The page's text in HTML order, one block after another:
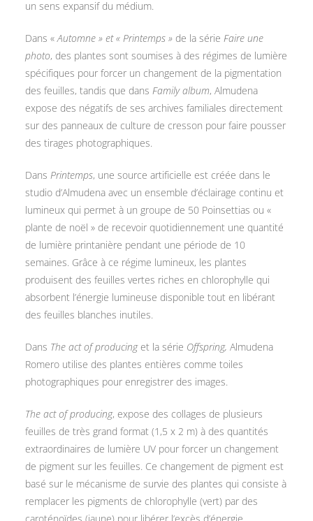
un sens expansif du médium.
Dans «Automne » et « Printemps » de la série Faire une
photo, des plantes sont soumises à des régimes de lumière
spécifiques pour forcer un changement de la pigmentation
des feuilles, tandis que dans Family album, Almudena
expose des négatifs de ses archives familiales directement
sur des panneaux de culture de cresson pour faire pousser
des tirages photographiques.
Dans Printemps, une source artificielle est créée dans le
studio d’Almudena avec un ensemble d’éclairage continu et
lumineux qui permet à un groupe de 50 Poinsettias ou «
plante de noël » de recevoir quotidiennement une quantité
de lumière printanière pendant une période de 10
semaines. Grâce à ce régime lumineux, les plantes
produisent des feuilles vertes riches en chlorophylle qui
absorbent l’énergie lumineuse disponible tout en libérant
des feuilles blanches inutiles.
Dans The act of producing et la série Offspring, Almudena
Romero utilise des plantes entières comme toiles
photographiques pour enregistrer des images.
The act of producing, expose des collages de plusieurs
feuilles de très grand format (1,5 x 2 m) à des quantités
extraordinaires de lumière UV pour forcer un changement
de pigment sur les feuilles. Ce changement de pigment est
basé sur le mécanisme de survie des plantes qui consiste à
remplacer les pigments de chlorophylle (vert) par des